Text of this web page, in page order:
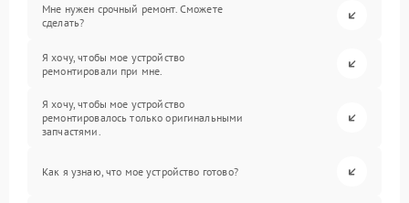
Мне нужен срочный ремонт. Сможете
сделать?
Я хочу, чтобы мое устройство
ремонтировали при мне.
Я хочу, чтобы мое устройство
ремонтировалось только оригинальными
запчастями.
Как я узнаю, что мое устройство готово?